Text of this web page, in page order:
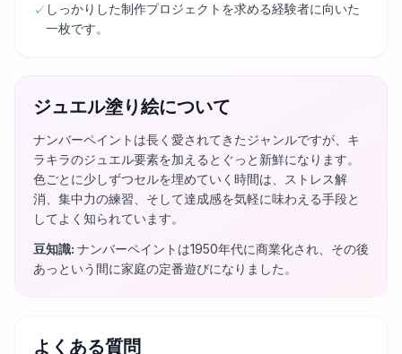
✓ しっかりした制作プロジェクトを求める経験者に向いた
一枚です。
ジュエル塗り絵について
ナンバーペイントは長く愛されてきたジャンルですが、キ
ラキラのジュエル要素を加えるとぐっと新鮮になります。
色ごとに少しずつセルを埋めていく時間は、ストレス解
消、集中力の練習、そして達成感を気軽に味わえる手段と
してよく知られています。
豆知識: ナンバーペイントは1950年代に商業化され、その後
あっという間に家庭の定番遊びになりました。
よくある質問